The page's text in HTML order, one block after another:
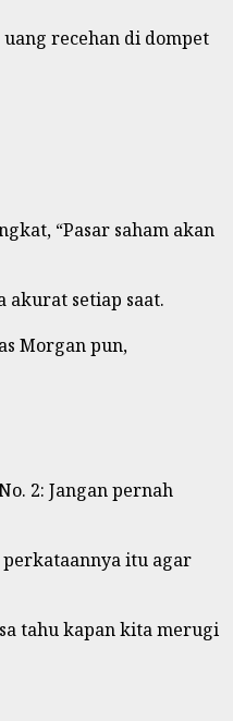
recehan di dompet
“Pasar saham akan
akurat setiap saat.
Morgan pun,
2: Jangan pernah
itu agar
tahu kapan kita merugi